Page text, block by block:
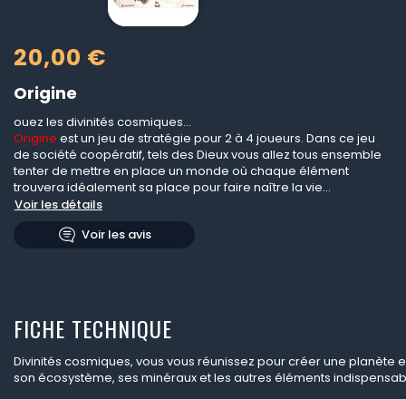
20,00 €
Origine
ouez les divinités cosmiques...
Origine est un jeu de stratégie pour 2 à 4 joueurs. Dans ce jeu
de société coopératif, tels des Dieux vous allez tous ensemble
tenter de mettre en place un monde où chaque élément
trouvera idéalement sa place pour faire naître la vie...
Voir les détails
Voir les avis
FICHE TECHNIQUE
Divinités cosmiques, vous vous réunissez pour créer une planète
son écosystème, ses minéraux et les autres éléments